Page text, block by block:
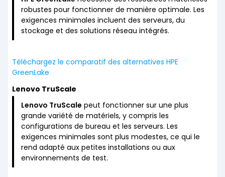
robustes pour fonctionner de manière optimale. Les
exigences minimales incluent des serveurs, du
stockage et des solutions réseau intégrés.
Téléchargez le comparatif des alternatives HPE
GreenLake
Lenovo TruScale
Lenovo TruScale peut fonctionner sur une plus
grande variété de matériels, y compris les
configurations de bureau et les serveurs. Les
exigences minimales sont plus modestes, ce qui le
rend adapté aux petites installations ou aux
environnements de test.